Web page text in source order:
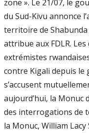
zone ». Le 21/07, le
du Sud-Kivu annonce
territoire de Shabunda
attribue aux FDLR.
extrémistes
contre Kigali depuis le
s’accusent
aujourd’hui, la Monuc
des interrogations de
la Monuc, William